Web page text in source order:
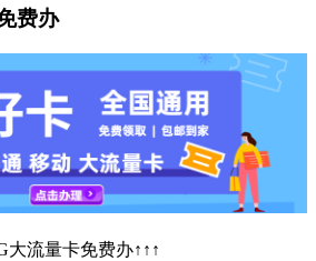
费办
大流量卡免费办↑↑↑